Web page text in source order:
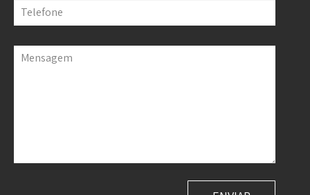
Telefone
Mensagem